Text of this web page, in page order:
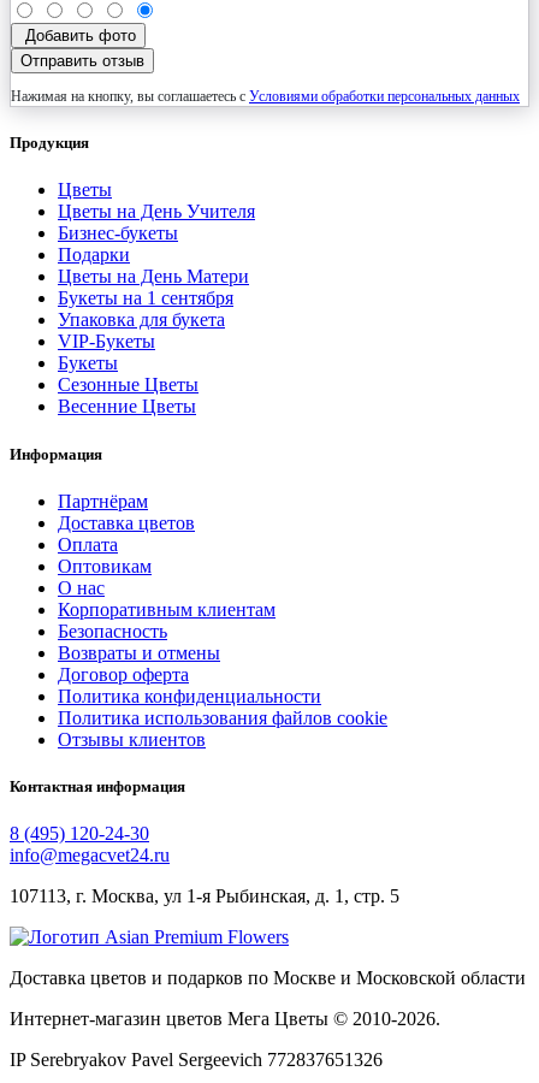
Добавить фото
Отправить отзыв
Нажимая на кнопку, вы соглашаетесь с Условиями обработки персональных данных
Продукция
Цветы
Цветы на День Учителя
Бизнес-букеты
Подарки
Цветы на День Матери
Букеты на 1 сентября
Упаковка для букета
VIP-Букеты
Букеты
Сезонные Цветы
Весенние Цветы
Информация
Партнёрам
Доставка цветов
Оплата
Оптовикам
О нас
Корпоративным клиентам
Безопасность
Возвраты и отмены
Договор оферта
Политика конфиденциальности
Политика использования файлов cookie
Отзывы клиентов
Контактная информация
8 (495) 120-24-30
info@megacvet24.ru
107113, г. Москва, ул 1-я Рыбинская, д. 1, стр. 5
Доставка цветов и подарков по Москве и Московской области
Интернет-магазин цветов Мега Цветы © 2010-2026.
IP Serebryakov Pavel Sergeevich 772837651326